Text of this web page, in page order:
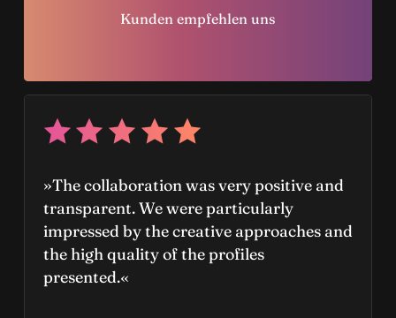
Kunden empfehlen uns
»The collaboration was very positive and
transparent. We were particularly
impressed by the creative approaches and
the high quality of the profiles
presented.«